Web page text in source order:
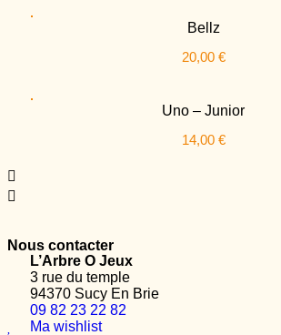
Bellz
20,00 €
Uno – Junior
14,00 €
Nous contacter
L’Arbre O Jeux
3 rue du temple
94370 Sucy En Brie
09 82 23 22 82
Ma wishlist